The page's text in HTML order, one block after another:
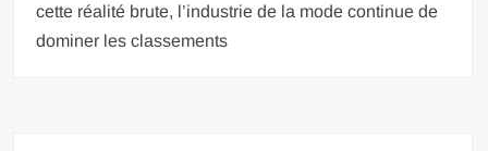
cette réalité brute, l’industrie de la mode continue de
dominer les classements